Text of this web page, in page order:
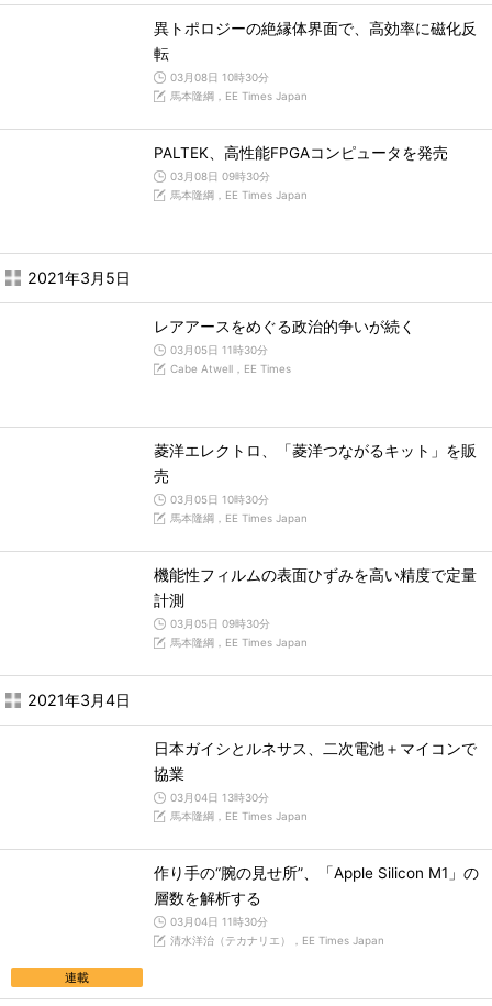
異トポロジーの絶縁体界面で、高効率に磁化反
転
03月08日 10時30分
馬本隆綱，EE Times Japan
PALTEK、高性能FPGAコンピュータを発売
03月08日 09時30分
馬本隆綱，EE Times Japan
2021年3月5日
レアアースをめぐる政治的争いが続く
03月05日 11時30分
Cabe Atwell，EE Times
菱洋エレクトロ、「菱洋つながるキット」を販
売
03月05日 10時30分
馬本隆綱，EE Times Japan
機能性フィルムの表面ひずみを高い精度で定量
計測
03月05日 09時30分
馬本隆綱，EE Times Japan
2021年3月4日
日本ガイシとルネサス、二次電池＋マイコンで
協業
03月04日 13時30分
馬本隆綱，EE Times Japan
連載
作り手の“腕の見せ所”、「Apple Silicon M1」の
層数を解析する
03月04日 11時30分
清水洋治（テカナリエ），EE Times Japan